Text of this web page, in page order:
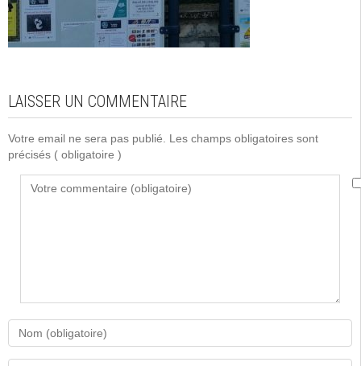
LAISSER UN COMMENTAIRE
Votre email ne sera pas publié. Les champs obligatoires sont
précisés ( obligatoire )